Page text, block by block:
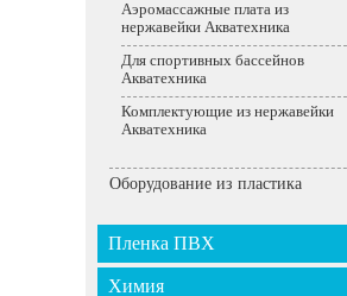
Аэромассажные плата из
нержавейки Акватехника
Для спортивных бассейнов
Акватехника
Комплектующие из нержавейки
Акватехника
Оборудование из пластика
Пленка ПВХ
Химия